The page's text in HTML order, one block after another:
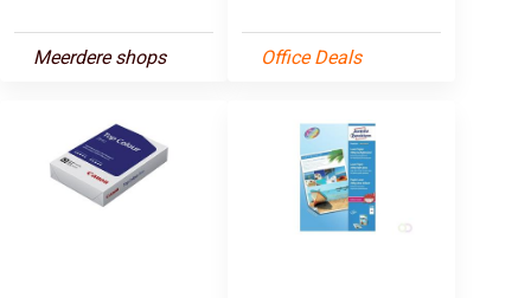
Meerdere shops Office Deals